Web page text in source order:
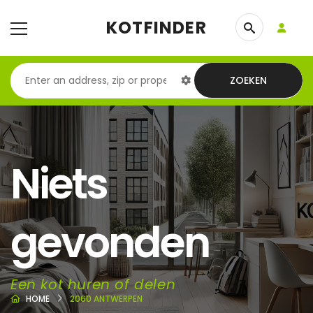
KOTFINDER
ZOEKEN
Niets
gevonden
Een kot huren of delen
HOME 2060 ANTWERPEN